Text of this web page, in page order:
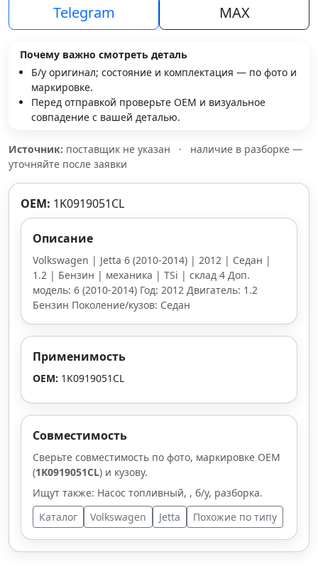
Telegram
MAX
Почему важно смотреть деталь
Б/у оригинал; состояние и комплектация — по фото и
маркировке.
Перед отправкой проверьте OEM и визуальное
совпадение с вашей деталью.
Источник: поставщик не указан ·
наличие в разборке —
уточняйте после заявки
OEM: 1K0919051CL
Описание
Volkswagen | Jetta 6 (2010-2014) | 2012 | Седан |
1.2 | Бензин | механика | TSi | склад 4 Доп.
модель: 6 (2010-2014) Год: 2012 Двигатель: 1.2
Бензин Поколение/кузов: Седан
Применимость
OEM: 1K0919051CL
Совместимость
Сверьте совместимость по фото, маркировке OEM
(1K0919051CL) и кузову.
Ищут также: Насос топливный, , б/у, разборка.
Каталог
Volkswagen Jetta Похожие по типу